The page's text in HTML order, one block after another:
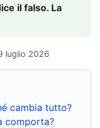
il falso. La
luglio 2026
cambia tutto?
comporta?